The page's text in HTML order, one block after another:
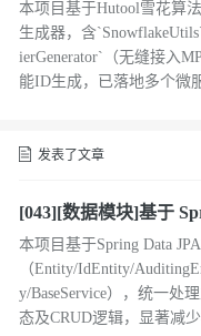
本项目基于Hutool雪花算
生成器，含
ierGenerator`（无缝接入
能ID生成，已落地多个微
发表了文章
[043][数据模块]基于
设计——实体、审计、
本项目基于Spring Data
（Entity/IdEntity/
y/BaseService），统一处
态及CRUD逻辑，显著减